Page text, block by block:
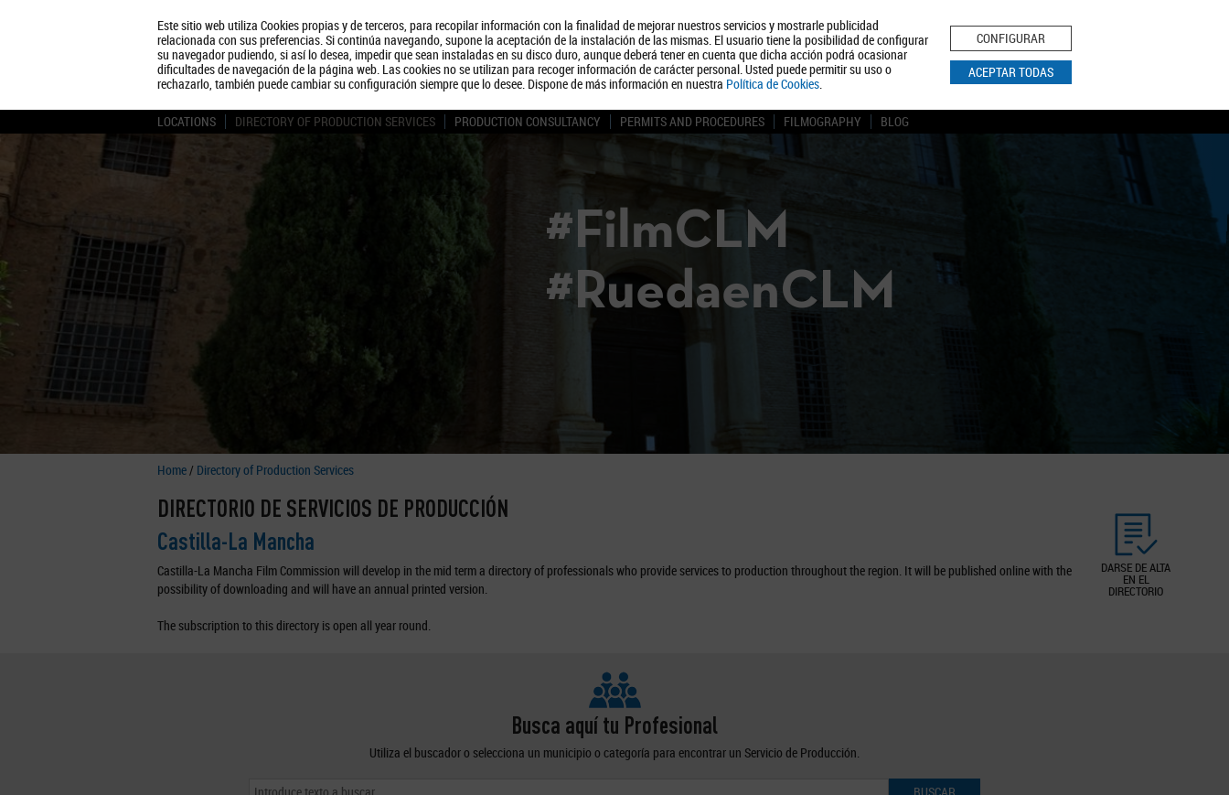
Este sitio web utiliza Cookies propias y de terceros, para recopilar información con la finalidad de mejorar nuestros servicios y mostrarle publicidad
relacionada con sus preferencias. Si continúa navegando, supone la aceptación de la instalación de las mismas. El usuario tiene la posibilidad de configurar
su navegador pudiendo, si así lo desea, impedir que sean instaladas en su disco duro, aunque deberá tener en cuenta que dicha acción podrá ocasionar
dificultades de navegación de la página web. Las cookies no se utilizan para recoger información de carácter personal. Usted puede permitir su uso o
rechazarlo, también puede cambiar su configuración siempre que lo desee. Dispone de más información en nuestra Política de Cookies.
CONFIGURAR
ACEPTAR TODAS
About us Tourism Política de Privacidad Aviso Legal Política de Cookies
BUSCAR
LOCATIONS DIRECTORY OF PRODUCTION SERVICES PRODUCTION CONSULTANCY PERMITS AND PROCEDURES FILMOGRAPHY BLOG
#FilmCLM
#RuedaenCLM
Home/ Directory of Production Services
DARSE DE ALTA
EN EL
DIRECTORIO
DIRECTORIO DE SERVICIOS DE PRODUCCIÓN
Castilla-La Mancha
Castilla-La Mancha Film Commission will develop in the mid term a directory of professionals who provide services to production throughout the region. It will be published online with the
possibility of downloading and will have an annual printed version.
The subscription to this directory is open all year round.
Busca aquí tu Profesional
Utiliza el buscador o selecciona un municipio o categoría para encontrar un Servicio de Producción.